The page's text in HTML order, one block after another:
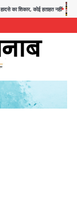
कोई हताहत नहीं